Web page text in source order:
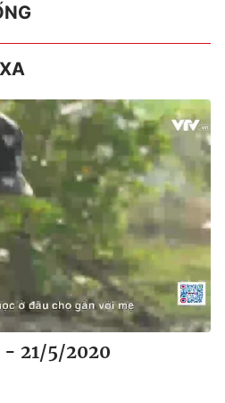
- 21/5/2020